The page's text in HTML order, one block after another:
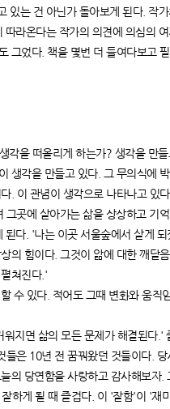
있는 건 아닌가 돌아보게 된다. 작
라온다는 작가의 의견에 의심의
그었다. 책을 몇번 더 들여다보고
각을 떠올리게 하는가? 생각을 만
생각을 만들고 있다. 그 무의식에
. 이 관념이 생각으로 나타나고 있다.
곳에 살아가는 삶을 상상하고 기
다. '나는 이곳 서울숲에서 살게
의 힘이다. 그것이 앎에 대한 깨달
쳐진다.'
수 있다. 적어도 그때 변화와 움직
지면 삶의 모든 문제가 해결된다.'
은 10년 전 꿈꿔왔던 것들이다.
의 당연함을 사랑하고 감사해보자.
하게 될 때 즐겁다. 이 '잘함'이 '재